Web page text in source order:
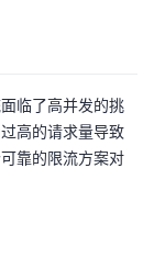
临了高并发的挑
高的请求量导致
靠的限流方案对